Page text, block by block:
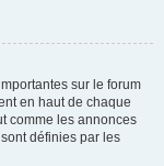
sur le forum
en haut de chaque
comme les annonces
définies par les